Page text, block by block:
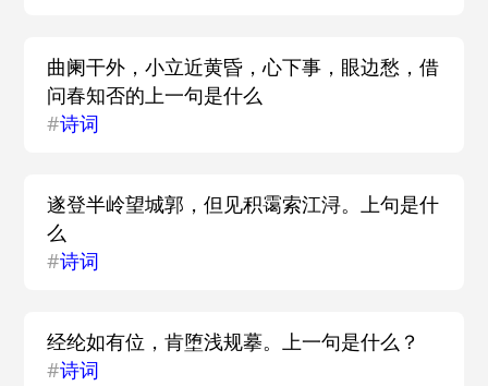
曲阑干外，小立近黄昏，心下事，眼边愁，借
问春知否的上一句是什么
#诗词
遂登半岭望城郭，但见积霭索江浔。上句是什
么
#诗词
经纶如有位，肯堕浅规摹。上一句是什么？
#诗词